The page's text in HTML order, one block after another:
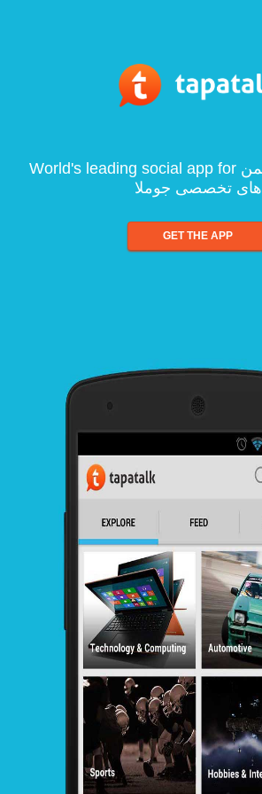
World's leading social app for پارس جوم :: انجمن
های تخصصی جوملا
GET THE APP